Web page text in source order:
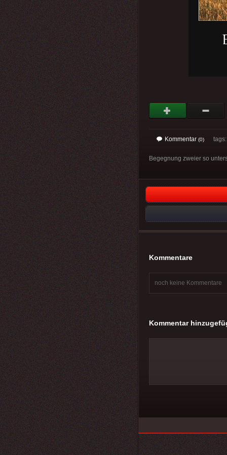
Kommentar (0) tags:
Begegnung zweier so
Kommentare
noch keine Kommentare
Kommentar